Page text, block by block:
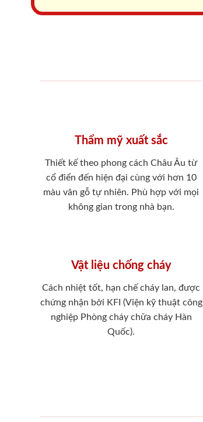
Thẩm mỹ xuất sắc
Thiết kế theo phong cách Châu Âu từ
cổ điển đến hiện đại cùng với hơn 10
màu vân gỗ tự nhiên. Phù hợp với mọi
không gian trong nhà bạn.
Vật liệu chống cháy
Cách nhiệt tốt, hạn chế cháy lan, được
chứng nhận bởi KFI (Viện kỹ thuật công
nghiệp Phòng cháy chữa cháy Hàn
Quốc).